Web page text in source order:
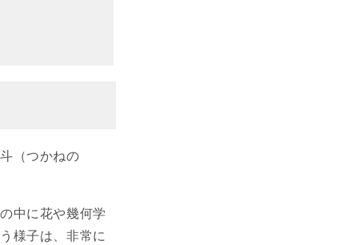
（つかねの
中に花や幾何学
様子は、非常に